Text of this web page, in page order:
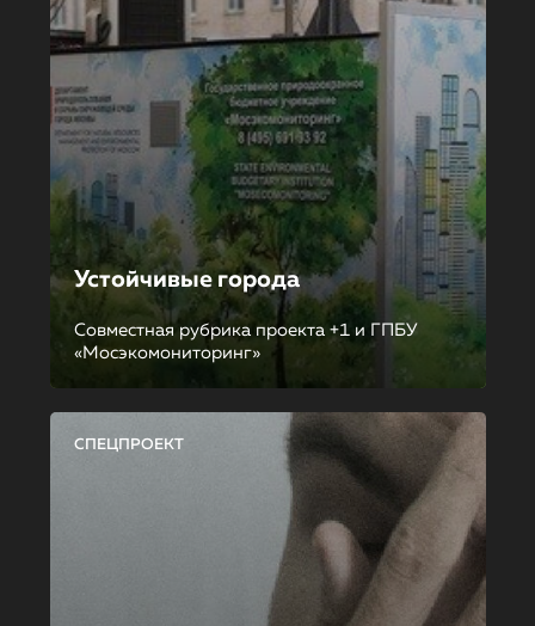
Устойчивые города
Совместная рубрика проекта +1 и ГПБУ
«Мосэкомониторинг»
СПЕЦПРОЕКТ